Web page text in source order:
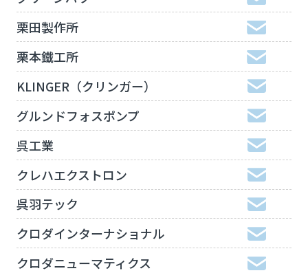
栗田製作所
栗本鐵工所
KLINGER（クリンガー）
グルンドフォスポンプ
呉工業
クレハエクストロン
呉羽テック
クロダインターナショナル
クロダニューマティクス